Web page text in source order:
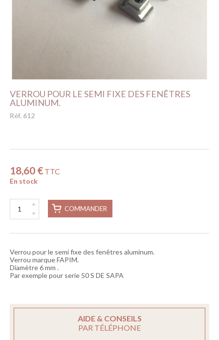
VERROU POUR LE SEMI FIXE DES FENÊTRES
ALUMINUM.
Réf. 612
18,60 € TTC
En stock
COMMANDER
Verrou pour le semi fixe des fenêtres aluminum.
Verrou marque FAPIM.
Diamètre 6 mm .
Par exemple pour serie 50 S DE SAPA
AIDE & CONSEILS
PAR TÉLÉPHONE